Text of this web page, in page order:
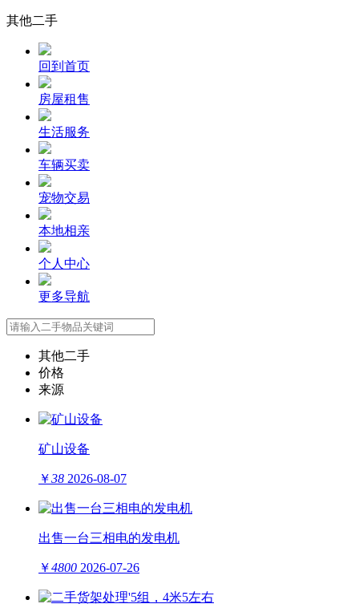
其他二手
回到首页
房屋租售
生活服务
车辆买卖
宠物交易
本地相亲
个人中心
更多导航
其他二手
价格
来源
矿山设备
￥38 2026-08-07
出售一台三相电的发电机
￥4800 2026-07-26